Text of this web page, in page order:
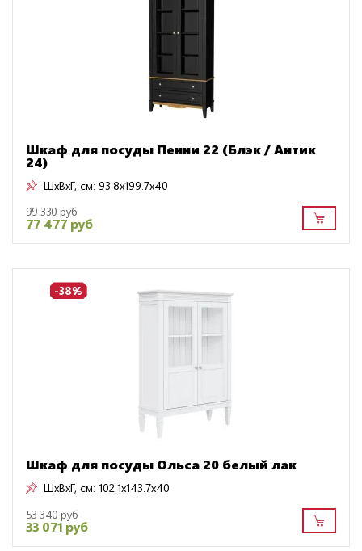
Шкаф для посуды Пенни 22 (Блэк / Антик
24)
ШxВxГ, см: 93.8x199.7x40
99 330 руб
77 477 руб
-38%
Шкаф для посуды Ольса 20 белый лак
ШxВxГ, см: 102.1x143.7x40
53 340 руб
33 071 руб